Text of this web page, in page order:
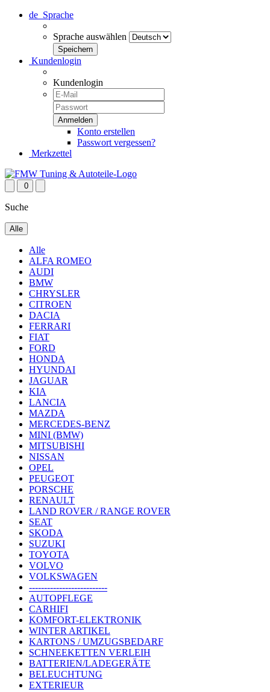
de Sprache
Sprache auswählen
Kundenlogin
Kundenlogin
Konto erstellen
Passwort vergessen?
Merkzettel
0
Suche
Alle
Alle
ALFA ROMEO
AUDI
BMW
CHRYSLER
CITROEN
DACIA
FERRARI
FIAT
FORD
HONDA
HYUNDAI
JAGUAR
KIA
LANCIA
MAZDA
MERCEDES-BENZ
MINI (BMW)
MITSUBISHI
NISSAN
OPEL
PEUGEOT
PORSCHE
RENAULT
LAND ROVER / RANGE ROVER
SEAT
SKODA
SUZUKI
TOYOTA
VOLVO
VOLKSWAGEN
--------------------------
AUTOPFLEGE
CARHIFI
KOMFORT-ELEKTRONIK
WINTER ARTIKEL
KARTONS / UMZUGSBEDARF
SCHNEEKETTEN VERLEIH
BATTERIEN/LADEGERÄTE
BELEUCHTUNG
EXTERIEUR